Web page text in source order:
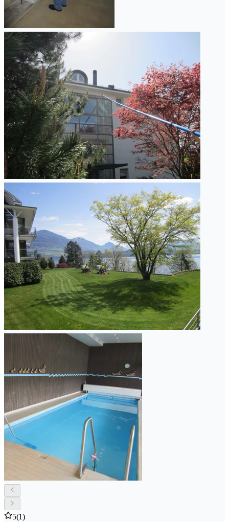
5(1)